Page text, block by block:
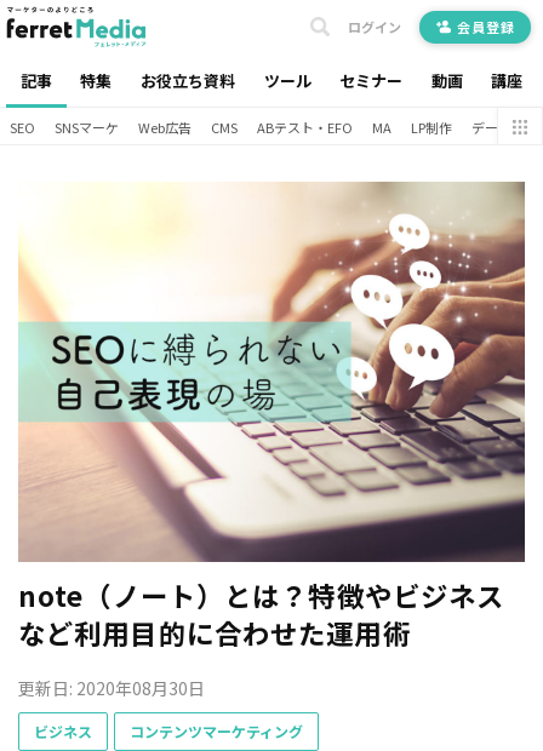
記事 特集 お役立ち資料 ツール セミナー 動画 講座
ログイン 会員登録
SEO SNSマーケ Web広告 CMS ABテスト・EFO MA LP制作 データ分析
note（ノート）とは？特徴やビジネス
など利用目的に合わせた運用術
更新日: 2020年08月30日
ビジネス コンテンツマーケティング